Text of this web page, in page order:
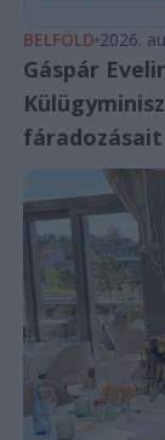
BELFÖLD 2026.
Gáspár
fáradozásait